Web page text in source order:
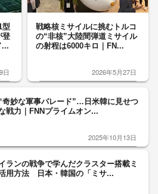
型
登
...
日
戦略核ミサイルに挑むトルコ
の“非核”大陸間弾道ミサイル
の射程は6000キロ｜FN...
2026年5月27日
奇妙な軍事パレード”…日米韓に見せつ
戦力｜FNNプライムオン...
2025年10月13日
ランの戦争で学んだクラスター搭載ミ
用方法 日本・韓国の「ミサ...